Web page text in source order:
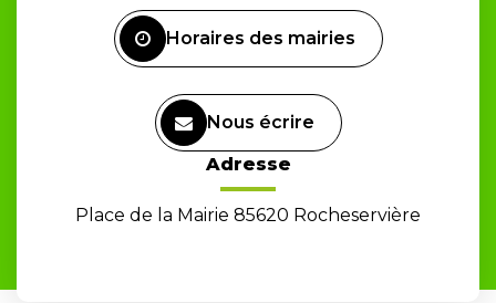
Horaires des mairies
Nous écrire
Adresse
Place de la Mairie 85620 Rocheservière